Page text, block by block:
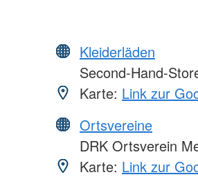
Kleiderläden
Second-Hand-
Karte: Link zur
Ortsvereine
DRK Ortsverein
Karte: Link zur